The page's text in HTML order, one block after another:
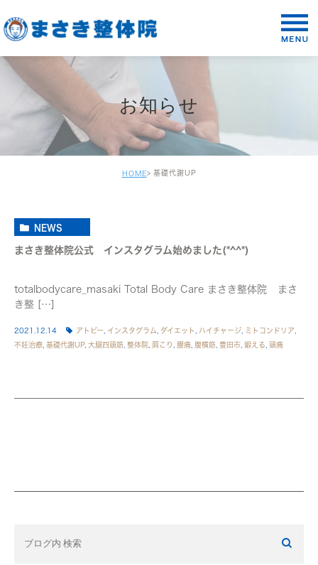
お知らせ
HOME 基礎代謝UP
NEWS
まさき整体院公式 インスタグラム始めました(*^^*)
totalbodycare_masaki Total Body Care まさき整体院 まさ
き整 […]
2021.12.14 アトピー インスタグラム ダイエット ハイチャージ ミトコンドリア
不妊治療 基礎代謝UP, 大腿四頭筋 整体院 肩こり 腰痛 腹横筋 豊田市 鍛える 頭痛